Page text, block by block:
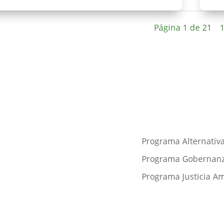
Página 1 de 21 1
Programa
Programa
Programa Justicia